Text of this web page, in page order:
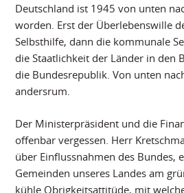
Deutschland ist 1945 von unten
worden. Erst der Überlebenswille
Selbsthilfe, dann die kommunale
die Staatlichkeit der Länder in den
die Bundesrepublik. Von unten
andersrum.
Der Ministerpräsident und die
offenbar vergessen. Herr
über Einflussnahmen des Bundes,
Gemeinden unseres Landes am
kühle Obrigkeitsattitüde, mit